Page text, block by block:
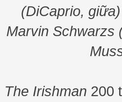
(DiCaprio,
Marvin Schwarzs
The Irishman 200